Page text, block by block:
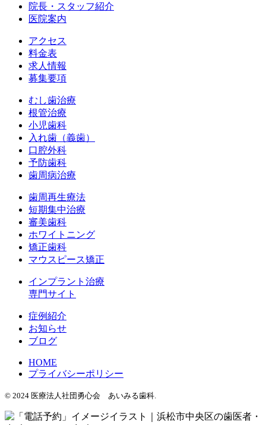
院長・スタッフ紹介
医院案内
アクセス
料金表
求人情報
募集要項
むし歯治療
根管治療
小児歯科
入れ歯（義歯）
口腔外科
予防歯科
歯周病治療
歯周再生療法
短期集中治療
審美歯科
ホワイトニング
矯正歯科
マウスピース矯正
インプラント治療
専門サイト
症例紹介
お知らせ
ブログ
HOME
プライバシーポリシー
© 2024 医療法人社団勇心会 あいみる歯科.